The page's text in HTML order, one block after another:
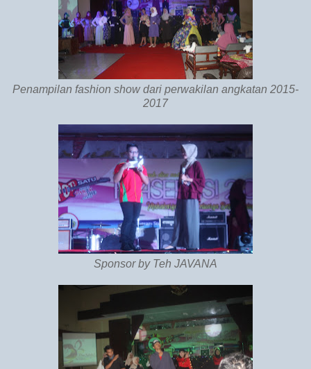
Penampilan fashion show dari perwakilan angkatan 2015-
2017
Sponsor by Teh JAVANA